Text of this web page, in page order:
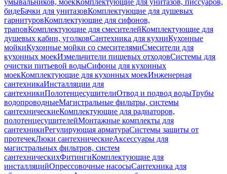
умывальников, моекКомплектующие для унитазов, писсуаров,
бидеБачки для унитазовКомплектующие для душевых
гарнитуровКомплектующие для сифонов,
траповКомплектующие для смесителейКомплектующие для
душевых кабин, уголковСантехника для кухниКухонные
мойкиКухонные мойки со смесителямиСмесители для
кухонных моекИзмельчители пищевых отходовСистемы для
очистки питьевой водыСифоны для кухонных
моекКомплектующие для кухонных моекИнженерная
сантехникаИнсталляции для
сантехникиПолотенцесушителиОтвод и подвод водыТрубы
водопроводныеМагистральные фильтры, системы
сантехническиеКомплектующие для радиаторов,
полотенцесушителейМонтажные комплекты для
сантехникиРегулирующая арматураСистемы защиты от
протечекЛюки сантехническиеАксессуары для
магистральных фильтров, систем
сантехническихФитингиКомплектующие для
инсталляцийОпрессовочные насосыСантехника для